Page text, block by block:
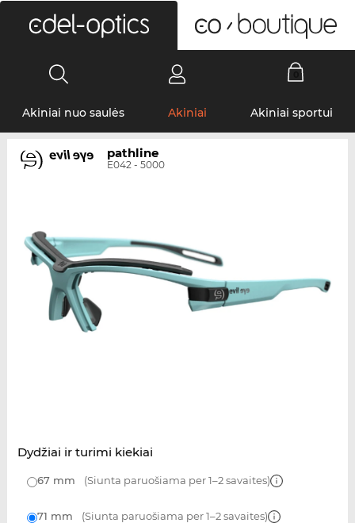
Akiniai nuo saulės Akiniai Akiniai sportui
pathline
E042 - 5000
Dydžiai ir turimi kiekiai
67 mm (Siunta paruošiama per 1–2 savaites)
71 mm (Siunta paruošiama per 1–2 savaites)